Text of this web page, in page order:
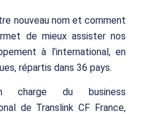
nouveau nom et comment
de mieux assister nos
à l’international, en
répartis dans 36 pays.
charge du business
de Translink CF France,